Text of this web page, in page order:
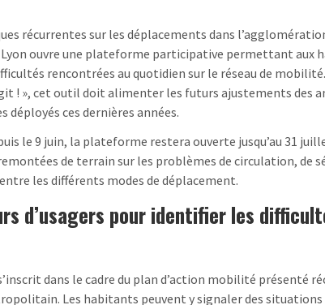
récurrentes sur les déplacements dans
ouvre une plateforme participative permettant aux
rencontrées au quotidien sur le réseau de
! », cet outil doit alimenter les futurs ajustements des
déployés ces dernières années.
le 9 juin, la plateforme restera ouverte jusqu’au 31
de terrain sur les problèmes de circulation, de
les différents modes de déplacement.
d’usagers pour identifier les
dans le cadre du plan d’action mobilité présenté
Les habitants peuvent y signaler des situations